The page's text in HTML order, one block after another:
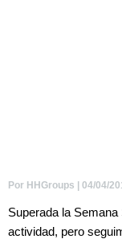
Por HHGroups | 04/04/
Superada la
actividad, pero